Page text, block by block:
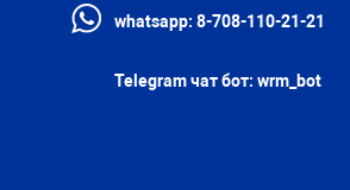
whatsapp: 8-708-110-21-21
Telegram чат бот: wrm_bot